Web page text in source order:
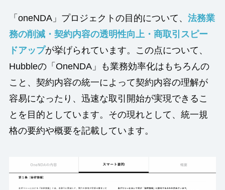
「oneNDA」プロジェクトの目的について、 法務業
務の削減・契約内容の透明性向上・商取引スピー
ドアップが挙げられています。この点について、
Hubbleの「OneNDA」も業務効率化はもちろんの
こと、契約内容の統一によって契約内容の理解が
容易になったり、迅速な取引開始が実現できるこ
とを目的としています。その現れとして、統一規
格の要約や概要を記載しています。